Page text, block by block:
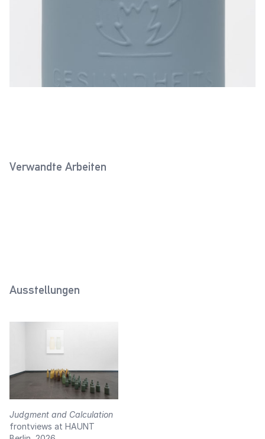
Verwandte Arbeiten
Ausstellungen
Judgment and Calculation
frontviews at HAUNT